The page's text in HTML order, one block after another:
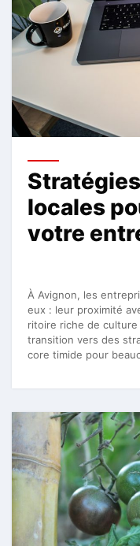
locales
votre
À Avignon, les
eux : leur proximité
ritoire riche de culture
transition vers des
core timide pour